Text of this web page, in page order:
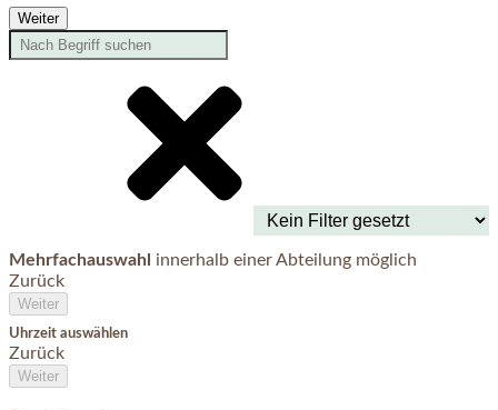
Weiter
Mehrfachauswahl innerhalb einer Abteilung möglich
Zurück
Weiter
Uhrzeit auswählen
Zurück
Weiter